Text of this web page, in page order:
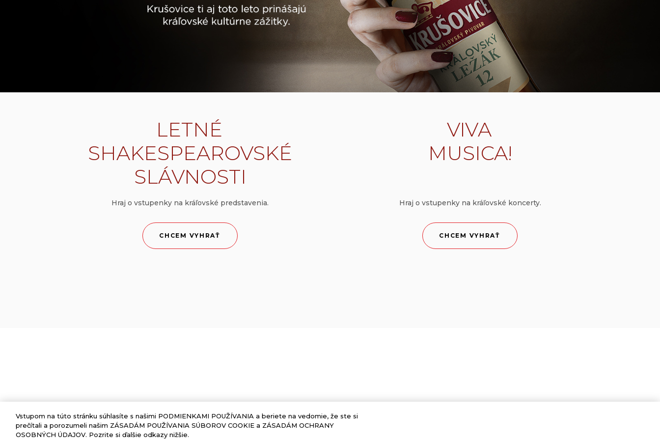
LETNÉ
SHAKESPEAROVSKÉ
SLÁVNOSTI
Hraj o vstupenky na kráľovské predstavenia.
CHCEM VYHRAŤ
VIVA
MUSICA!
Hraj o vstupenky na kráľovské koncerty.
CHCEM VYHRAŤ
DOMOV PRODUKTY
Vstupom na túto stránku súhlasíte s našimi PODMIENKAMI POUŽÍVANIA a beriete na vedomie, že ste si
prečítali a porozumeli našim ZÁSADÁM POUŽÍVANIA SÚBOROV COOKIE a ZÁSADÁM OCHRANY
OSOBNÝCH ÚDAJOV. Pozrite si ďalšie odkazy nižšie.